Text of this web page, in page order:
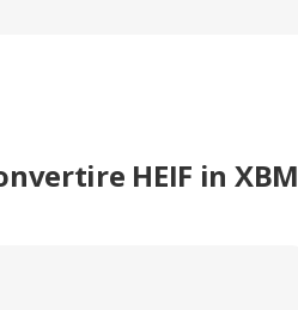
HEIF in XBM